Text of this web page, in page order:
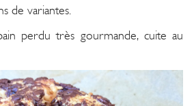
de variantes.
perdu très gourmande, cuite au